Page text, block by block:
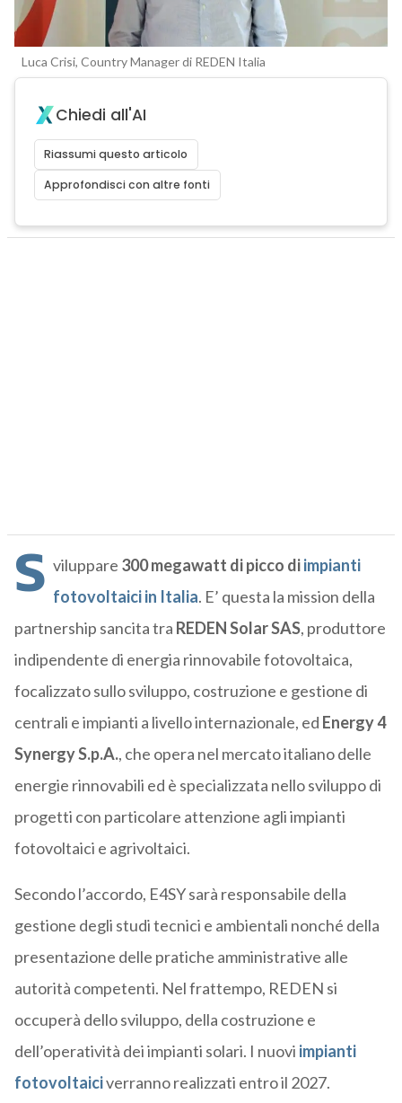
Luca Crisi, Country Manager di REDEN Italia
Chiedi all'AI
Riassumi questo articolo
Approfondisci con altre fonti
S viluppare 300 megawatt di picco diimpianti
fotovoltaici in Italia. E’ questa la mission della
partnership sancita tra REDEN Solar SAS, produttore
indipendente di energia rinnovabile fotovoltaica,
focalizzato sullo sviluppo, costruzione e gestione di
centrali e impianti a livello internazionale, ed Energy 4
Synergy S.p.A., che opera nel mercato italiano delle
energie rinnovabili ed è specializzata nello sviluppo di
progetti con particolare attenzione agli impianti
fotovoltaici e agrivoltaici.
Secondo l’accordo, E4SY sarà responsabile della
gestione degli studi tecnici e ambientali nonché della
presentazione delle pratiche amministrative alle
autorità competenti. Nel frattempo, REDEN si
occuperà dello sviluppo, della costruzione e
dell’operatività dei impianti solari. I nuovi impianti
fotovoltaiciverranno realizzati entro il 2027.